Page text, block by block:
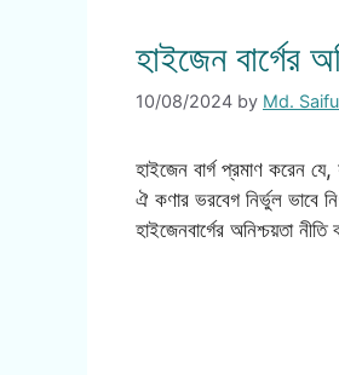
হাইজেন বার্গের
10/08/2024 by Md.
হাইজেন বার্গ প্রমাণ করেন
ঐ কণার ভরবেগ নির্ভুল ভাবে
হাইজেনবার্গের অনিশ্চয়তা নীতি